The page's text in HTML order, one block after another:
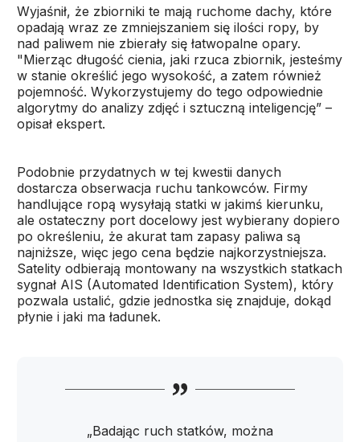
Wyjaśnił, że zbiorniki te mają ruchome dachy, które
opadają wraz ze zmniejszaniem się ilości ropy, by
nad paliwem nie zbierały się łatwopalne opary.
"Mierząc długość cienia, jaki rzuca zbiornik, jesteśmy
w stanie określić jego wysokość, a zatem również
pojemność. Wykorzystujemy do tego odpowiednie
algorytmy do analizy zdjęć i sztuczną inteligencję” –
opisał ekspert.
Podobnie przydatnych w tej kwestii danych
dostarcza obserwacja ruchu tankowców. Firmy
handlujące ropą wysyłają statki w jakimś kierunku,
ale ostateczny port docelowy jest wybierany dopiero
po określeniu, że akurat tam zapasy paliwa są
najniższe, więc jego cena będzie najkorzystniejsza.
Satelity odbierają montowany na wszystkich statkach
sygnał AIS (Automated Identification System), który
pozwala ustalić, gdzie jednostka się znajduje, dokąd
płynie i jaki ma ładunek.
„Badając ruch statków, można